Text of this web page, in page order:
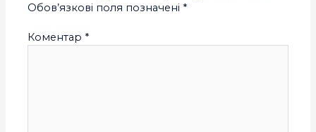
Обов’язкові поля позначені *
Коментар *